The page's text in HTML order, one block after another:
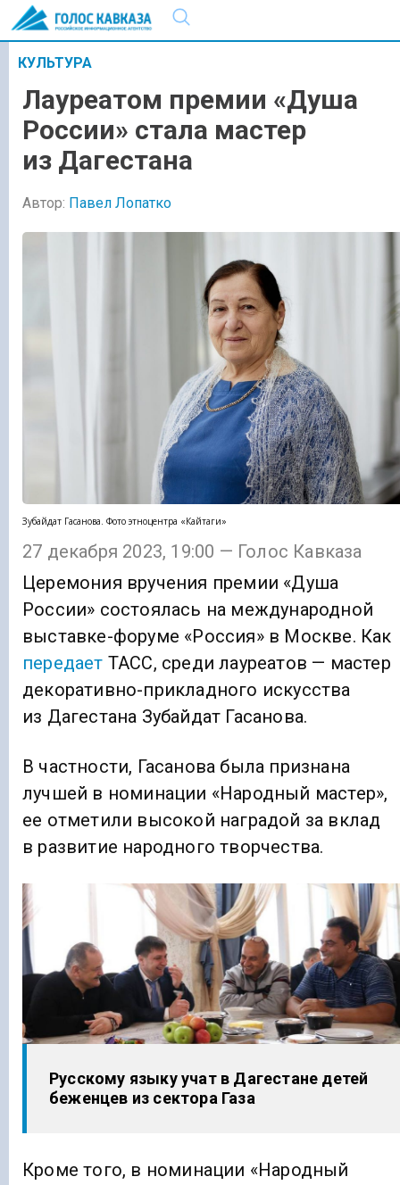
КУЛЬТУРА
Лауреатом премии «Душа
России» стала мастер
из Дагестана
Автор: Павел Лопатко
Зубайдат Гасанова. Фото этноцентра «Кайтаги»
27 декабря 2023, 19:00 — Голос Кавказа
Церемония вручения премии «Душа
России» состоялась на международной
выставке-форуме «Россия» в Москве. Как
передает ТАСС, среди лауреатов — мастер
декоративно-прикладного искусства
из Дагестана Зубайдат Гасанова.
В частности, Гасанова была признана
лучшей в номинации «Народный мастер»,
ее отметили высокой наградой за вклад
в развитие народного творчества.
Русскому языку учат в Дагестане детей
беженцев из сектора Газа
Кроме того, в номинации «Народный